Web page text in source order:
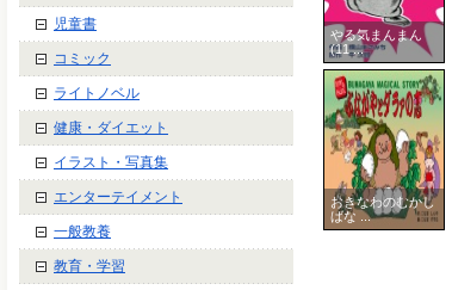
児童書
コミック
ライトノベル
健康・ダイエット
イラスト・写真集
エンターテイメント
一般教養
教育・学習
やる気まんまん
(11 ...
おきなわのむかし
ばな ...